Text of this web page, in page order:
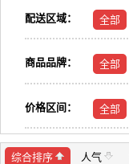
配送区域： 全部
商品品牌： 全部
价格区间： 全部
综合排序 人气